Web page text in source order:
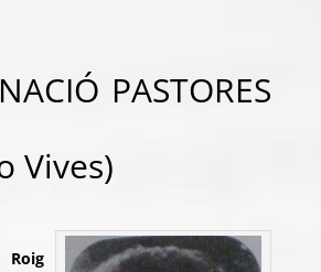
PASTORES
Vives)
Roig